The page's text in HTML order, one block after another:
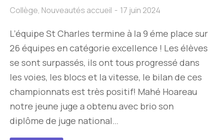
Collège, Nouveautés accueil 17 juin 2024
L’équipe St Charles termine à la 9 éme place sur
26 équipes en catégorie excellence ! Les élèves
se sont surpassés, ils ont tous progressé dans
les voies, les blocs et la vitesse, le bilan de ces
championnats est très positif! Mahé Hoareau
notre jeune juge a obtenu avec brio son
diplôme de juge national…